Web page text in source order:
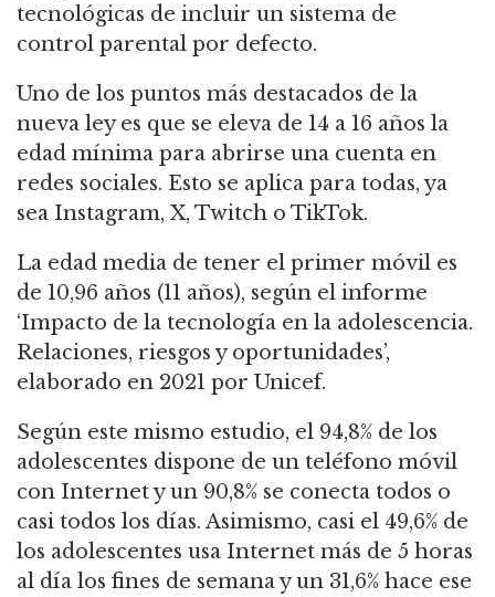
tecnológicas de incluir un sistema de
control parental por defecto.
Uno de los puntos más destacados de la
nueva ley es que se eleva de 14 a 16 años la
edad mínima para abrirse una cuenta en
redes sociales. Esto se aplica para todas, ya
sea Instagram, X, Twitch o TikTok.
La edad media de tener el primer móvil es
de 10,96 años (11 años), según el informe
‘Impacto de la tecnología en la adolescencia.
Relaciones, riesgos y oportunidades’,
elaborado en 2021 por Unicef.
Según este mismo estudio, el 94,8% de los
adolescentes dispone de un teléfono móvil
con Internet y un 90,8% se conecta todos o
casi todos los días. Asimismo, casi el 49,6% de
los adolescentes usa Internet más de 5 horas
al día los fines de semana y un 31,6% hace ese